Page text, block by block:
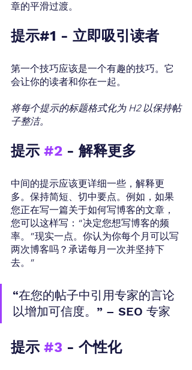
章的平滑过渡。
提示#1 - 立即吸引读者
第一个技巧应该是一个有趣的技巧。它
会让你的读者和你在一起。
将每个提示的标题格式化为 H2 以保持帖
子整洁。
提示 #2 - 解释更多
中间的提示应该更详细一些，解释更
多。保持简短、切中要点。例如，如果
您正在写一篇关于如何写博客的文章，
您可以这样写：“决定您想写博客的频
率。”现实一点。你认为你每个月可以写
两次博客吗？承诺每月一次并坚持下
去。”
“在您的帖子中引用专家的言论
以增加可信度。” – SEO 专家
提示 #3 - 个性化